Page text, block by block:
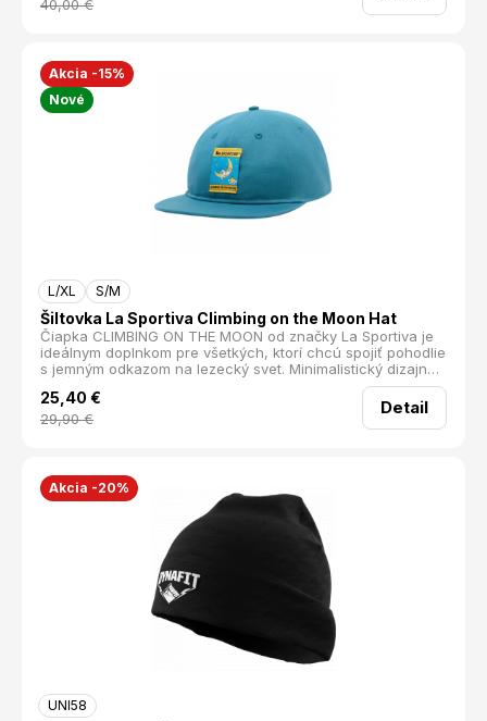
strane ju zdobí tradičné, minimalistické textilné logo
40,00€
Akcia -15%
Nové
L/XL S/M
Šiltovka La Sportiva Climbing on the Moon Hat
Čiapka CLIMBING ON THE MOON od značky La Sportiva je
ideálnym doplnkom pre všetkých, ktorí chcú spojiť pohodlie
s jemným odkazom na lezecký svet. Minimalistický dizajn
dopĺňa nášivka na prednej strane, ktorá podčiarkne váš
štýl.
25,40 €
29,90€
Detail
Akcia -20%
UNI58